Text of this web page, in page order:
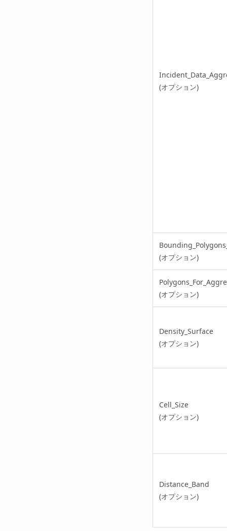
(オプション)
(オプション)
(オプション)
Density_Surface
(オプション)
Cell_Size
(オプション)
Distance_Band
(オプション)